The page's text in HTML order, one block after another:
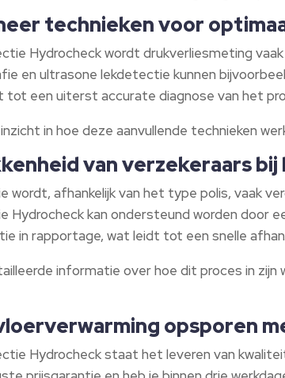
technieken voor
Hydrocheck wordt drukverliesmeting
en ultrasone lekdetectie kunnen
tot een uiterst accurate diagnose van het
in hoe deze aanvullende technieken
van verzekeraars
wordt, afhankelijk van het type polis, vaak
Hydrocheck kan ondersteund worden door
in rapportage, wat leidt tot een snelle
informatie over hoe dit proces in zijn
opsporen
Hydrocheck staat het leveren van